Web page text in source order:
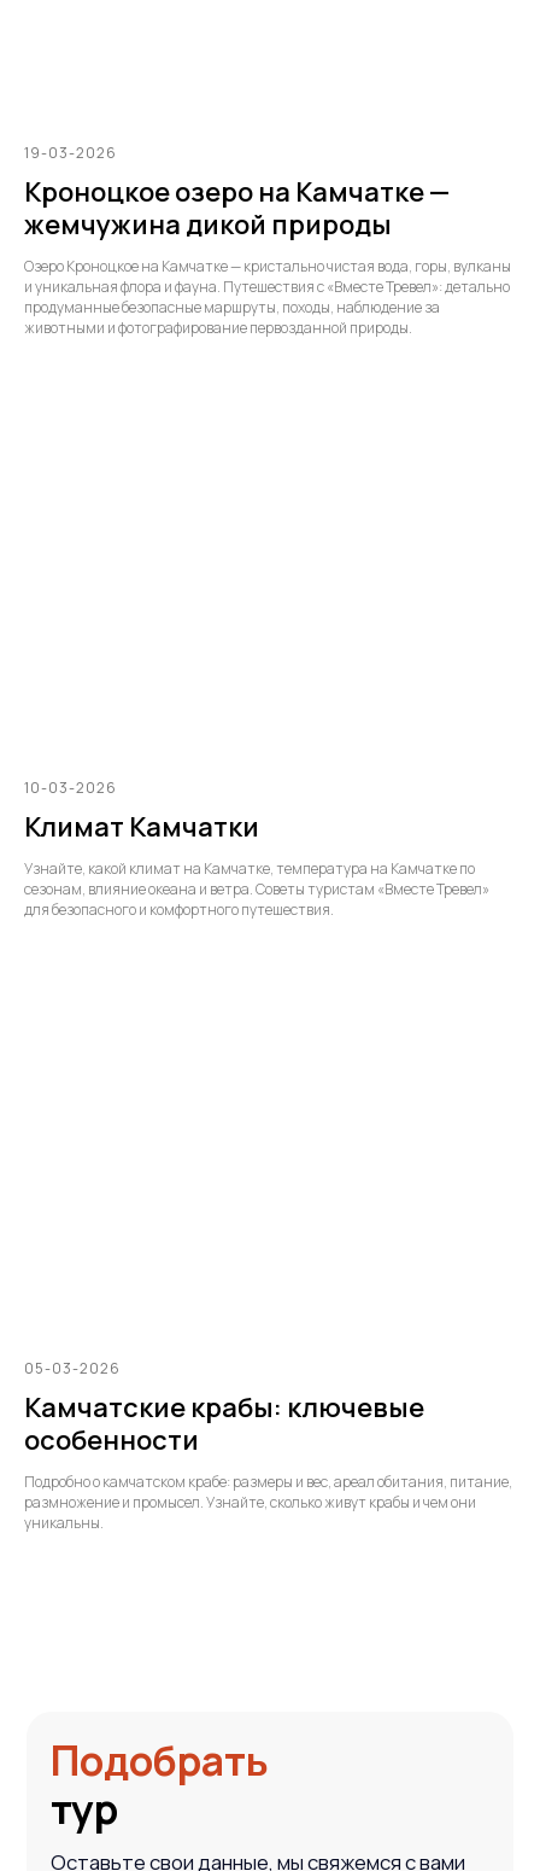
19-03-2026
Кроноцкое озеро на Камчатке —
жемчужина дикой природы
Озеро Кроноцкое на Камчатке — кристально чистая вода, горы, вулканы
и уникальная флора и фауна. Путешествия с «Вместе Тревел»: детально
продуманные безопасные маршруты, походы, наблюдение за
животными и фотографирование первозданной природы.
10-03-2026
Климат Камчатки
Узнайте, какой климат на Камчатке, температура на Камчатке по
сезонам, влияние океана и ветра. Советы туристам «Вместе Тревел»
для безопасного и комфортного путешествия.
05-03-2026
Камчатские крабы: ключевые
особенности
Подробно о камчатском крабе: размеры и вес, ареал обитания, питание,
размножение и промысел. Узнайте, сколько живут крабы и чем они
уникальны.